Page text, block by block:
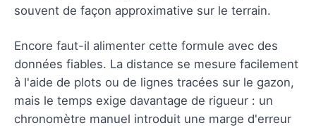
souvent de façon approximative sur le terrain.
Encore faut-il alimenter cette formule avec des
données fiables. La distance se mesure facilement
à l'aide de plots ou de lignes tracées sur le gazon,
mais le temps exige davantage de rigueur : un
chronomètre manuel introduit une marge d'erreur